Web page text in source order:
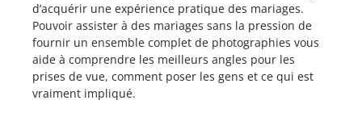
d’acquérir une expérience pratique des mariages.
Pouvoir assister à des mariages sans la pression de
fournir un ensemble complet de photographies vous
aide à comprendre les meilleurs angles pour les
prises de vue, comment poser les gens et ce qui est
vraiment impliqué.